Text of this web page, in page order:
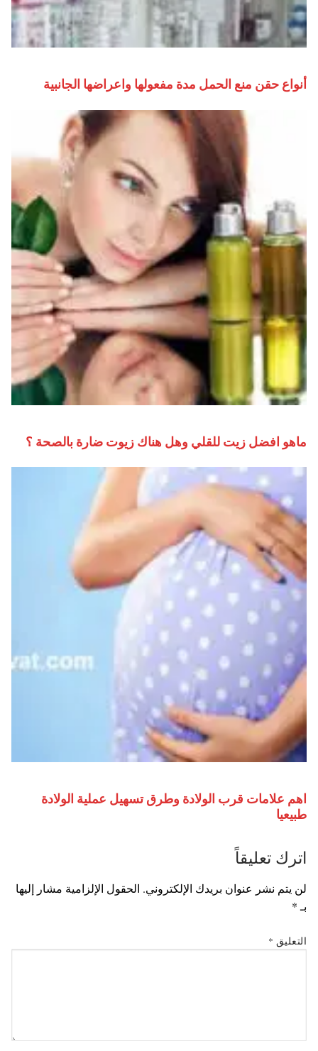
أنواع حقن منع الحمل مدة مفعولها واعراضها الجانبية
ماهو افضل زيت للقلي وهل هناك زيوت ضارة بالصحة ؟
اهم علامات قرب الولادة وطرق تسهيل عملية الولادة
طبيعيا
اترك تعليقاً
لن يتم نشر عنوان بريدك الإلكتروني. الحقول الإلزامية مشار إليها
بـ *
التعليق *